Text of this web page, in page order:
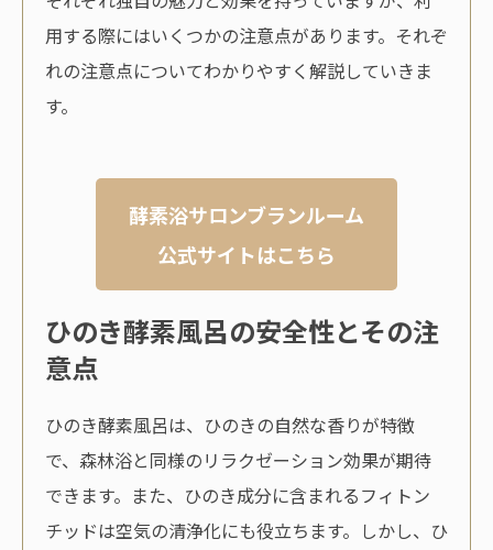
用する際にはいくつかの注意点があります。それぞ
れの注意点についてわかりやすく解説していきま
す。
酵素浴サロンブランルーム
公式サイトはこちら
ひのき酵素風呂の安全性とその注
意点
ひのき酵素風呂は、ひのきの自然な香りが特徴
で、森林浴と同様のリラクゼーション効果が期待
できます。また、ひのき成分に含まれるフィトン
チッドは空気の清浄化にも役立ちます。しかし、ひ